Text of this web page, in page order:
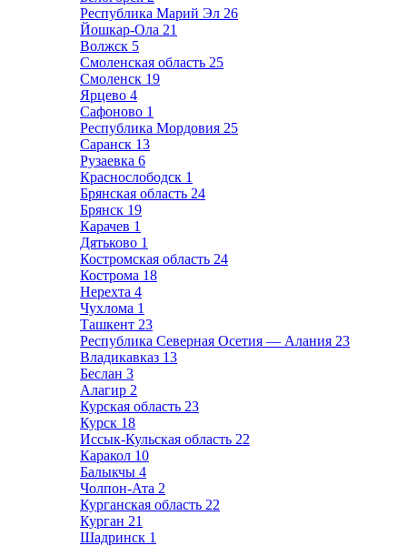
Республика Марий Эл 26
Йошкар-Ола 21
Волжск 5
Смоленская область 25
Смоленск 19
Ярцево 4
Сафоново 1
Республика Мордовия 25
Саранск 13
Рузаевка 6
Краснослободск 1
Брянская область 24
Брянск 19
Карачев 1
Дятьково 1
Костромская область 24
Кострома 18
Нерехта 4
Чухлома 1
Ташкент 23
Республика Северная Осетия — Алания 23
Владикавказ 13
Беслан 3
Алагир 2
Курская область 23
Курск 18
Иссык-Кульская область 22
Каракол 10
Балыкчы 4
Чолпон-Ата 2
Курганская область 22
Курган 21
Шадринск 1